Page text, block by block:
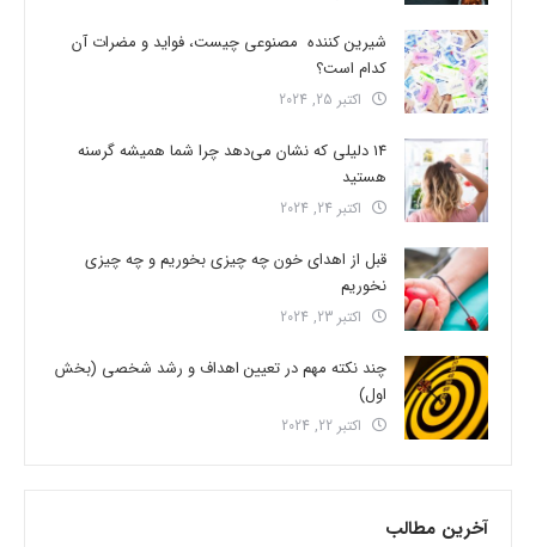
شیرین کننده مصنوعی چیست، فواید و مضرات آن
کدام است؟
اکتبر 25, 2024
14 دلیلی که نشان می‌دهد چرا شما همیشه گرسنه
هستید
اکتبر 24, 2024
قبل از اهدای خون چه چیزی بخوریم و چه چیزی
نخوریم
اکتبر 23, 2024
چند نکته مهم در تعیین اهداف و رشد شخصی (بخش
اول)
اکتبر 22, 2024
آخرین مطالب